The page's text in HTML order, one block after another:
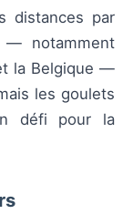
distances par
— notamment
et la Belgique —
les goulets
défi pour la